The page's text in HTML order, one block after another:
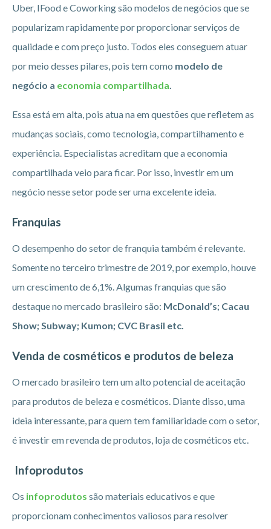
Uber, IFood e Coworking são modelos de negócios que se
popularizam rapidamente por proporcionar serviços de
qualidade e com preço justo. Todos eles conseguem atuar
por meio desses pilares, pois tem como modelo de
negócio a economia compartilhada.
Essa está em alta, pois atua na em questões que refletem as
mudanças sociais, como tecnologia, compartilhamento e
experiência. Especialistas acreditam que a economia
compartilhada veio para ficar. Por isso, investir em um
negócio nesse setor pode ser uma excelente ideia.
Franquias
O desempenho do setor de franquia também é relevante.
Somente no terceiro trimestre de 2019, por exemplo, houve
um crescimento de 6,1%. Algumas franquias que são
destaque no mercado brasileiro são: McDonald’s; Cacau
Show; Subway; Kumon; CVC Brasil etc.
Venda de cosméticos e produtos de beleza
O mercado brasileiro tem um alto potencial de aceitação
para produtos de beleza e cosméticos. Diante disso, uma
ideia interessante, para quem tem familiaridade com o setor,
é investir em revenda de produtos, loja de cosméticos etc.
Infoprodutos
Os infoprodutos são materiais educativos e que
proporcionam conhecimentos valiosos para resolver